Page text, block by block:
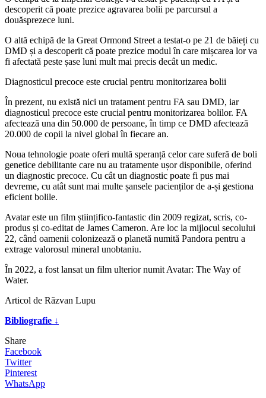
descoperit că poate prezice agravarea bolii pe parcursul a
douăsprezece luni.
O altă echipă de la Great Ormond Street a testat-o ​​pe 21 de băieți cu
DMD și a descoperit că poate prezice modul în care mișcarea lor va
fi afectată peste șase luni mult mai precis decât un medic.
Diagnosticul precoce este crucial pentru monitorizarea bolii
În prezent, nu există nici un tratament pentru FA sau DMD, iar
diagnosticul precoce este crucial pentru monitorizarea bolilor. FA
afectează una din 50.000 de persoane, în timp ce DMD afectează
20.000 de copii la nivel global în fiecare an.
Noua tehnologie poate oferi multă speranță celor care suferă de boli
genetice debilitante care nu au tratamente ușor disponibile, oferind
un diagnostic precoce. Cu cât un diagnostic poate fi pus mai
devreme, cu atât sunt mai multe șansele pacienților de a-și gestiona
eficient bolile.
Avatar este un film științifico-fantastic din 2009 regizat, scris, co-
produs și co-editat de James Cameron. Are loc la mijlocul secolului
22, când oamenii colonizează o planetă numită Pandora pentru a
extrage valorosul mineral unobtaniu.
În 2022, a fost lansat un film ulterior numit Avatar: The Way of
Water.
Articol de Răzvan Lupu
Bibliografie ↓
Share
Facebook
Twitter
Pinterest
WhatsApp